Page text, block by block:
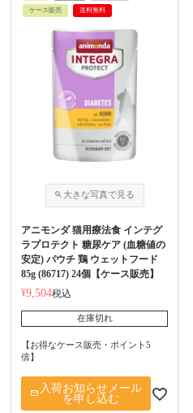
ケース販売 送料無料
アニモンダ 猫用療法食 インテグ
ラプロテクト 糖尿ケア (血糖値の
安定) パウチ 鶏 ウェットフード
85g (86717) 24個【ケース販売】
¥9,504税込
在庫切れ
【お得なケース販売・ポイント5
倍】
入荷お知らせメール
を申し込む